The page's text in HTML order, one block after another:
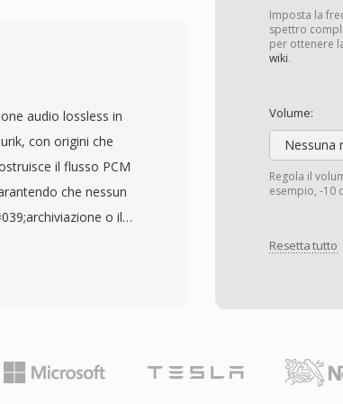
Imposta la
spettro
per ottenere
wiki.
Volume:
Nessuna
Regola il
esempio, -10
Resetta tutto
di directory
organizzano le clip per
stream
per mantenere la
come i punti
Le registrazioni MTS
della
I file MTS sono
audio lossless in
con origini che
il flusso PCM
che nessun
o il
CD standard sia
CPU, mantenendosi
del file supporta